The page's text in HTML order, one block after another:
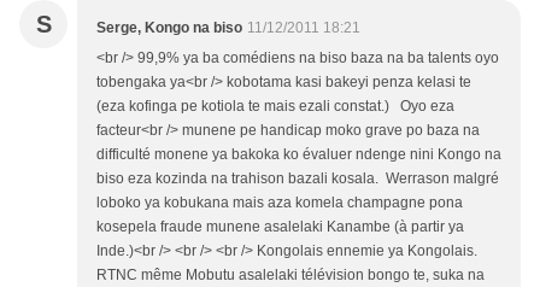
S Serge, Kongo na biso 11/12/2011 18:21
<br /> 99,9% ya ba comédiens na biso baza na ba talents oyo
tobengaka ya<br /> kobotama kasi bakeyi penza kelasi te
(eza kofinga pe kotiola te mais ezali constat.) Oyo eza
facteur<br /> munene pe handicap moko grave po baza na
difficulté monene ya bakoka ko évaluer ndenge nini Kongo na
biso eza kozinda na trahison bazali kosala. Werrason malgré
loboko ya kobukana mais aza komela champagne pona
kosepela fraude munene asalelaki Kanambe (à partir ya
Inde.)<br /> <br /> <br /> Kongolais ennemie ya Kongolais.
RTNC même Mobutu asalelaki télévision bongo te, suka na